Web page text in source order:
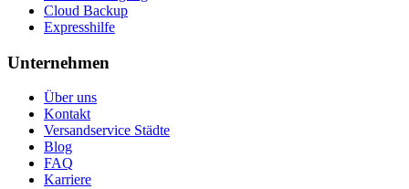
Cloud Backup
Expresshilfe
Unternehmen
Über uns
Kontakt
Versandservice Städte
Blog
FAQ
Karriere